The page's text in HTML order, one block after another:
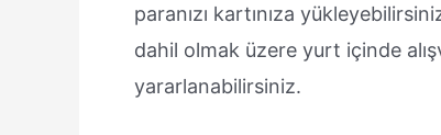
paranızı kartınıza
dahil olmak üzere yurt içinde
yararlanabilirsiniz.